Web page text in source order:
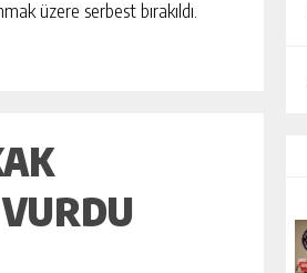
üzere serbest bırakıldı.